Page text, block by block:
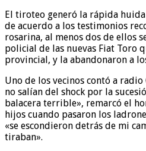
El tiroteo generó la rápida
de acuerdo a los testimonios
rosarina, al menos dos de ellos
policial de las nuevas Fiat Toro
provincial, y la abandonaron a
Uno de los vecinos contó a
no salían del shock por la
balacera terrible», remarcó el
hijos cuando pasaron los
«se escondieron detrás de mi
tiraban».